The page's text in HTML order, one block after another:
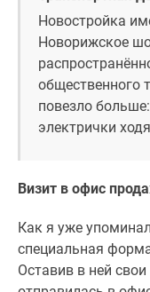
Новостройка
Новорижское
общественного
повезло
электрички
Визит в офис
Как я уже
специальная
Оставив в ней